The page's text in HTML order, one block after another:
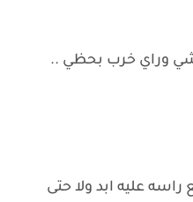
وراي خرب بحظي ..
عليه ابد ولا حتى